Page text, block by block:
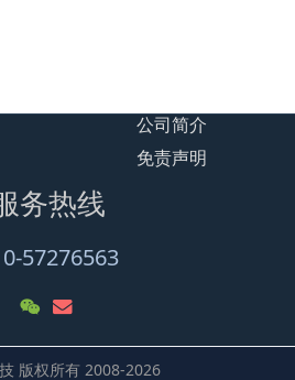
公司简介
免责声明
务热线
57276563
版权所有 2008-2026